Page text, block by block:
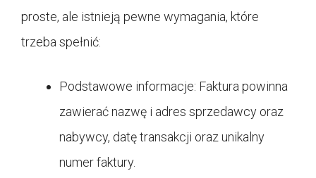
proste, ale istnieją pewne wymagania, które
trzeba spełnić:
Podstawowe informacje: Faktura powinna
zawierać nazwę i adres sprzedawcy oraz
nabywcy, datę transakcji oraz unikalny
numer faktury.